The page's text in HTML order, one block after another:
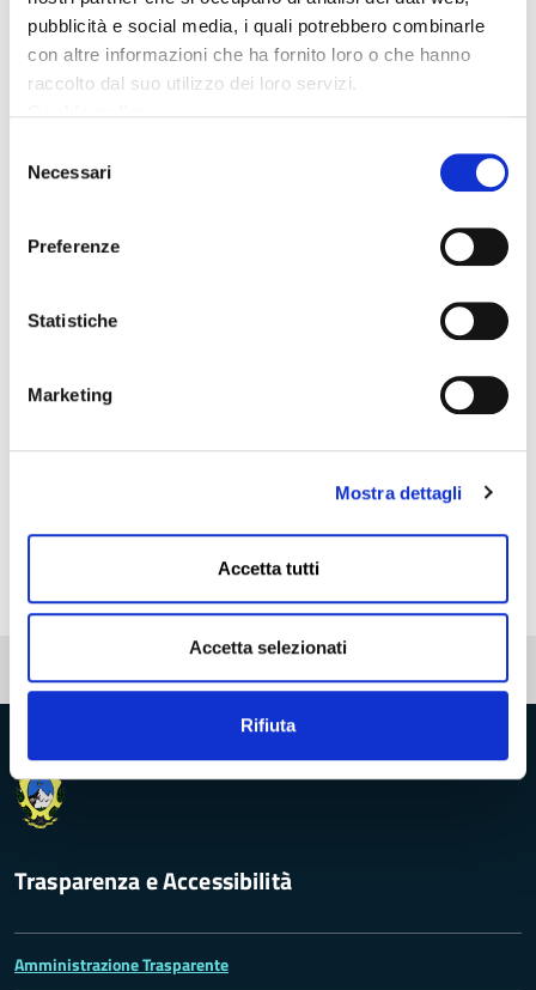
pubblicità e social media, i quali potrebbero combinarle
con altre informazioni che ha fornito loro o che hanno
raccolto dal suo utilizzo dei loro servizi.
delNecessari
Preferenze
Statistiche
Marketing
Mostra dettagli
Accetta tutti
Accetta selezionati
Rifiuta
28 Ottobre 2023 19:00
Provincia di Massa‑Carrara
Trasparenza e Accessibilità
Amministrazione Trasparente